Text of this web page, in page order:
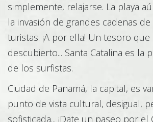
Piscicultura/Acuicultura
simplemente, relajarse. La playa
la invasión de grandes cadenas
turistas. ¡A por ella! Un tesoro
descubierto... Santa Catalina es la
de los surfistas.
Ciudad de Panamá, la capital, es
punto de vista cultural, desigual,
sofisticada... ¡Date un paseo por el